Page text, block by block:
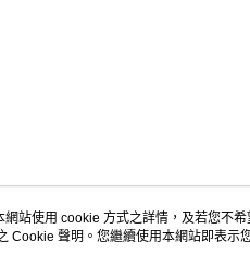
關於我們
站使用 cookie 方式之詳情，及若您不
Cookie 聲明。您繼續使用本網站即表示